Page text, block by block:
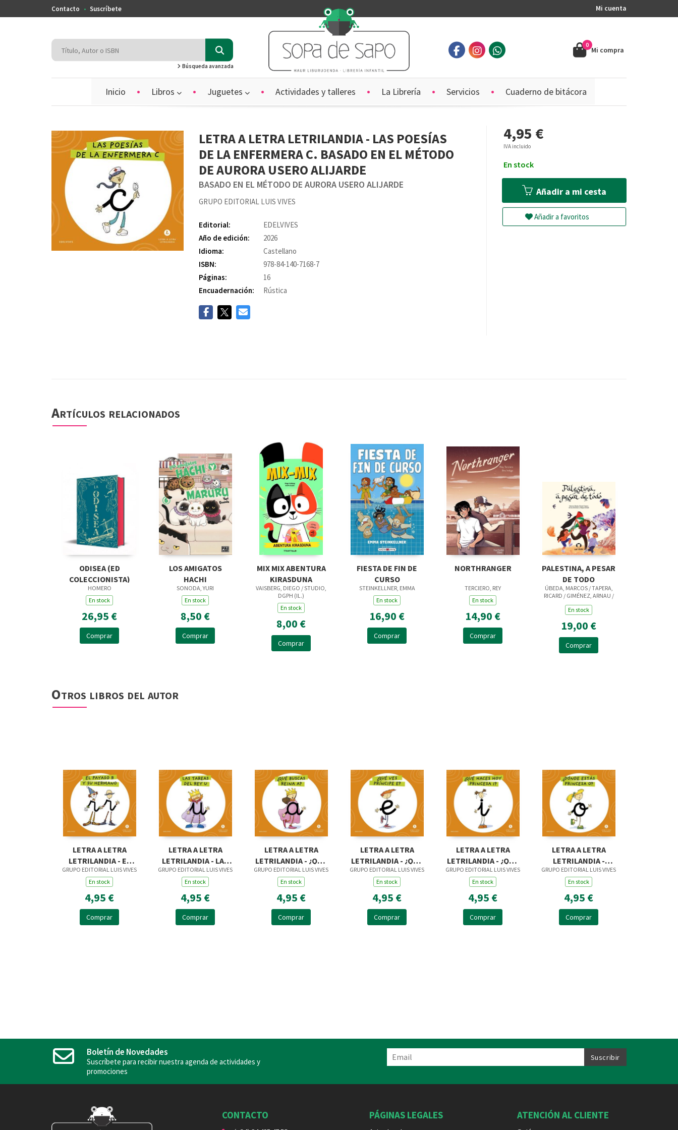
Mi cuenta
Contacto Suscríbete
Búsqueda avanzada
Mi compra
0
Inicio Libros Juguetes Actividades y talleres La Librería Servicios Cuaderno de bitácora
LETRA A LETRA LETRILANDIA - LAS POESÍAS
DE LA ENFERMERA C. BASADO EN EL MÉTODO
DE AURORA USERO ALIJARDE
BASADO EN EL MÉTODO DE AURORA USERO ALIJARDE
GRUPO EDITORIAL LUIS VIVES
Editorial:
EDELVIVES
Año de edición:
2026
Idioma:
Castellano
ISBN:
978-84-140-7168-7
Páginas:
16
Encuadernación:
Rústica
4,95 €
IVA incluido
En stock
Añadir a mi cesta
Añadir a favoritos
Artículos relacionados
ODISEA (ED
COLECCIONISTA)
HOMERO
En stock
26,95 €
Comprar
LOS AMIGATOS
HACHI
SONODA, YURI
En stock
8,50 €
Comprar
MIX MIX ABENTURA
KIRASDUNA
VAISBERG, DIEGO / STUDIO,
DGPH (IL.)
En stock
8,00 €
Comprar
FIESTA DE FIN DE
CURSO
STEINKELLNER, EMMA
En stock
16,90 €
Comprar
NORTHRANGER
TERCIERO, REY
En stock
14,90 €
Comprar
PALESTINA, A PESAR
DE TODO
ÚBEDA, MARCOS / TAPERA,
RICARD / GIMÉNEZ, ARNAU /
En stock
19,00 €
Comprar
Otros libros del autor
LETRA A LETRA
LETRILANDIA - EL
PAYASO R Y SU
HERMANO
GRUPO EDITORIAL LUIS VIVES
En stock
4,95 €
Comprar
LETRA A LETRA
LETRILANDIA - LAS
TAREAS DEL REY U
GRUPO EDITORIAL LUIS VIVES
En stock
4,95 €
Comprar
LETRA A LETRA
LETRILANDIA - ¿QUÉ
BUSCAS, REINA A
GRUPO EDITORIAL LUIS VIVES
En stock
4,95 €
Comprar
LETRA A LETRA
LETRILANDIA - ¿QUÉ
VES, PRÍNCIPE E
GRUPO EDITORIAL LUIS VIVES
En stock
4,95 €
Comprar
LETRA A LETRA
LETRILANDIA - ¿QUÉ
HACES HOY,
PRINCESA I
GRUPO EDITORIAL LUIS VIVES
En stock
4,95 €
Comprar
LETRA A LETRA
LETRILANDIA -
¿DÓNDE ESTÁS,
PRINCESA O
GRUPO EDITORIAL LUIS VIVES
En stock
4,95 €
Comprar
Boletín de Novedades
Suscríbete para recibir nuestra agenda de actividades y
promociones
CONTACTO PÁGINAS LEGALES ATENCIÓN AL CLIENTE